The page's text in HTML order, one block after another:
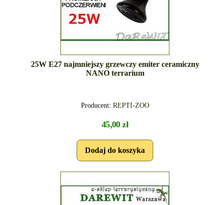
25W E27 najmniejszy grzewczy emiter ceramiczny
NANO terrarium
Producent: REPTI-ZOO
45,00 zł